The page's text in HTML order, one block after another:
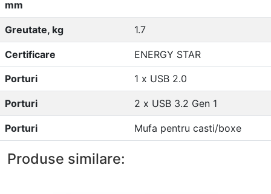
mm
Greutate, kg 1.7
Certificare
ENERGY STAR
Porturi
1 x USB 2.0
Porturi 2 x USB 3.2 Gen 1
Porturi Mufa pentru casti/boxe
Produse similare: